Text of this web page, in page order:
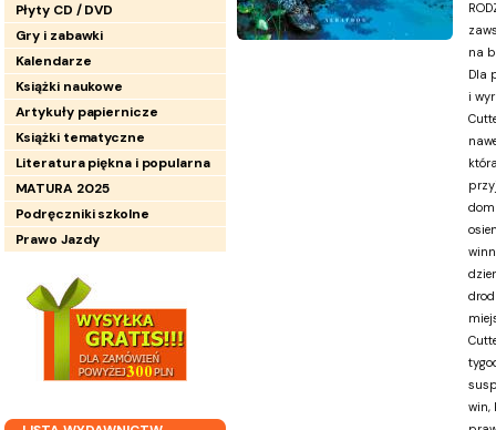
Płyty CD / DVD
Gry i zabawki
Kalendarze
Książki naukowe
Artykuły papiernicze
Książki tematyczne
Literatura piękna i popularna
MATURA 2025
Podręczniki szkolne
Prawo Jazdy
na
Dla
i
win,